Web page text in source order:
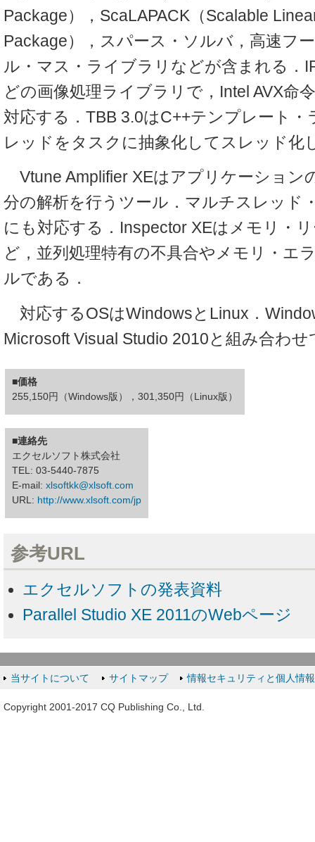
Package），ScaLAPACK（Scalable
Package），スパース・ソルバ，高速フ
ル・マス・ライブラリなどが含まれる．
どの画像処理ライブラリで，Intel AVX命
対応する．TBB 3.0はC++テンプレート
レッドをタスクに抽象化してスレッド化
Vtune Amplifier XEはアプリケーション
分の解析を行うツール．マルチスレッド
にも対応する．Inspector XEはメモリ・
ど，並列処理特有の不具合やメモリ・エ
ルである．
対応するOSはWindowsとLinux．
Microsoft Visual Studio 2010と組み合わ
■価格
255,150円（Windows版），301,350円（Linux版）
■連絡先
エクセルソフト株式会社
TEL: 03-5440-7875
E-mail: xlsoftkk@xlsoft.com
URL: http://www.xlsoft.com/jp
参考URL
エクセルソフトの発表資料
Parallel Studio XE 2011のWebページ
当サイトについて サイトマップ 情報セキュリティと個人情
Copyright 2001-2017 CQ Publishing Co., Ltd.